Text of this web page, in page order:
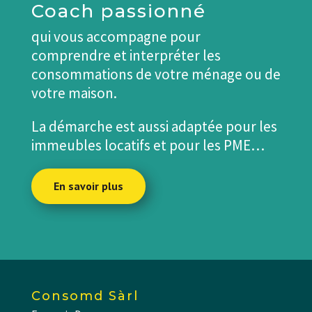
Coach passionné
qui vous accompagne pour
comprendre et interpréter les
consommations de votre ménage ou de
votre maison.
La démarche est aussi adaptée pour les
immeubles locatifs et pour les PME…
En savoir plus
Consomd Sàrl